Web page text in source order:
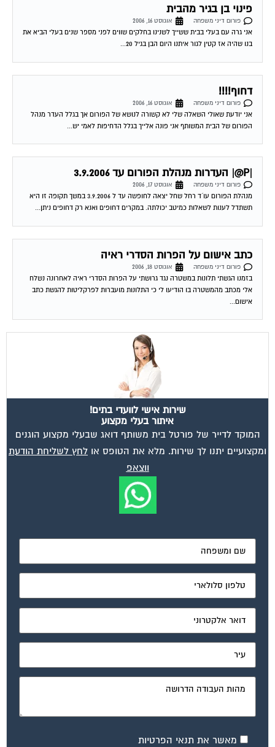
פינוי בן בגיר מהבית
פורום דיני משפחה
אוגוסט 16, 2006
אני גרה עם בעלי בבית ששייך לשנינו בחלקים שווים לפני מספר שנים בעלי הביא את
בנו שהיה אז קטין לגור איתנו היום הבן בגיל 20...
דחוף!!!!
פורום דיני משפחה
אוגוסט 16, 2006
אני יודעת שאולי השאלה שלי לא קשורה לנושא של הפורום אך בגלל העדר מנהל
הפורום של הבית המשותף אני פונה אלייך בגלל הדחיפות לאמי יש...
|P@| העדרות מנהלת הפורום עד 3.9.2006
פורום דיני משפחה
אוגוסט 17, 2006
מנהלת הפורום עו´ד רחל שחל יצאה לחופשה עד ל 3.9.2006 במשך תקופה זו היא
תשתדל לענות לשאלות כמיטב יכולתה. במקרים דחופים ואנא רק דחופים ניתן...
כתב אישום על הפרות הסדרי ראיה
פורום דיני משפחה
אוגוסט 18, 2006
בזמנו הגשתי תלונות במשטרה נגד גרושתי על הפרות הסדרי ראיה לאחרונה נשלח
אלי מכתב מהמשטרה בו הודיעו לי כי התלונות מועברות לפרקליטות להגשת כתב
אישום...
שירות אישי לוועדי בתים!
איתור בעלי מקצוע
המוקד לדייר של פורטל בית משותף דואג שבעלי מקצוע הוגנים
ומקצועיים יתנו לך שירות. מלא את הטופס או לחץ לשליחת הודעת
ווצאפ
מאשר את תנאי הפרטיות